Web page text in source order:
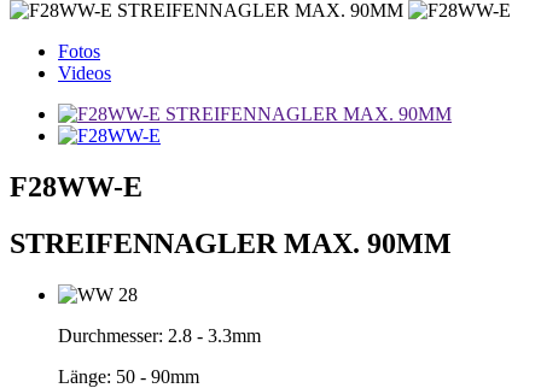
Fotos
Videos
F28WW-E
STREIFENNAGLER MAX. 90MM
Durchmesser: 2.8 - 3.3mm
Länge: 50 - 90mm